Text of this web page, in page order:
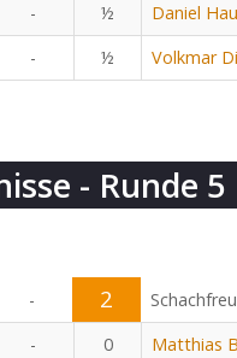
- ½ Daniel
- ½ Volkmar
- Runde 5
- 2
- 0 Matthias